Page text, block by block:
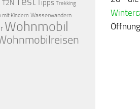
T2N Tipps Trekking
mit Kindern Wasserwandern
Wohnmobil